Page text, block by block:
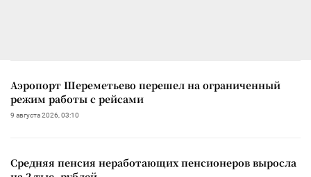
Аэропорт Шереметьево перешел на ограниченный
режим работы с рейсами
9 августа 2026, 03:10
Средняя пенсия неработающих пенсионеров выросла